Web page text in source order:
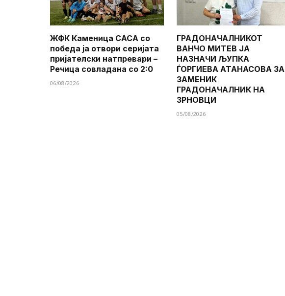
ЖФК Каменица САСА со
победа ја отвори серијата
пријателски натпревари –
Речица совладана со 2:0
06/08/2026
ГРАДОНАЧАЛНИКОТ
ВАНЧО МИТЕВ ЈА
НАЗНАЧИ ЉУПКА
ЃОРГИЕВА АТАНАСОВА ЗА
ЗАМЕНИК
ГРАДОНАЧАЛНИК НА
ЗРНОВЦИ
05/08/2026